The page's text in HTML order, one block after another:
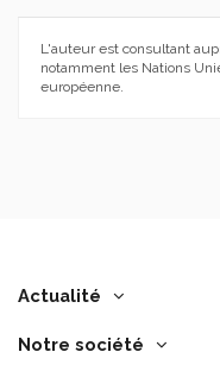
L'auteur est consultant
notamment les Nations
européenne.
Actualité
Notre société